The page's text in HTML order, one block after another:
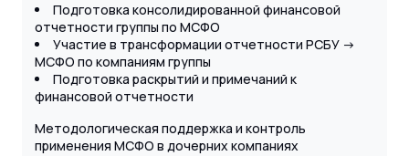
Подготовка консолидированной финансовой
отчетности группы по МСФО
Участие в трансформации отчетности РСБУ ->
МСФО по компаниям группы
Подготовка раскрытий и примечаний к
финансовой отчетности
Методологическая поддержка и контроль
применения МСФО в дочерних компаниях